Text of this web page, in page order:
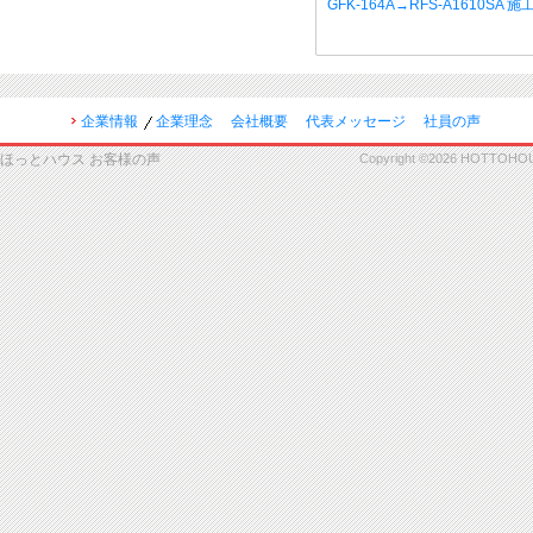
GFK-164A→RFS-A1610SA 施
企業情報 企業理念 会社概要 代表メッセージ 社員の声
ほっとハウス お客様の声 Copyright ©2026